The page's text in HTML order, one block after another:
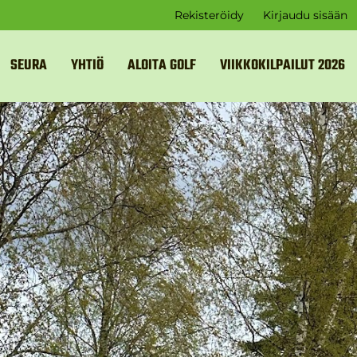
Rekisteröidy Kirjaudu sisään
SEURA YHTIÖ ALOITA GOLF VIIKKOKILPAILUT 2026